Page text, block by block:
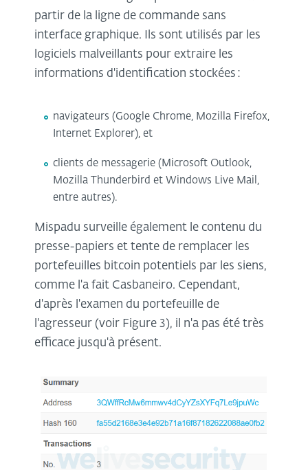
partir de la ligne de commande sans
interface graphique. Ils sont utilisés par les
logiciels malveillants pour extraire les
informations d'identification stockées :
navigateurs (Google Chrome, Mozilla Firefox,
Internet Explorer), et
clients de messagerie (Microsoft Outlook,
Mozilla Thunderbird et Windows Live Mail,
entre autres).
Mispadu surveille également le contenu du
presse-papiers et tente de remplacer les
portefeuilles bitcoin potentiels par les siens,
comme l'a fait Casbaneiro. Cependant,
d'après l'examen du portefeuille de
l'agresseur (voir Figure 3), il n'a pas été très
efficace jusqu'à présent.